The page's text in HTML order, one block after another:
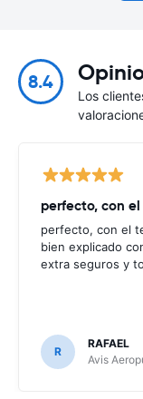
8.4
Los
perfecto, con
perfecto, con el
bien explicado
extra seguros y
R
RAFAEL
Avis